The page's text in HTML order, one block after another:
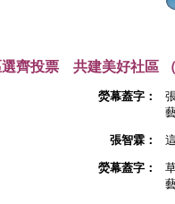
齊投票 共建美好社區
熒幕蓋字：
張智霖：
熒幕蓋字：